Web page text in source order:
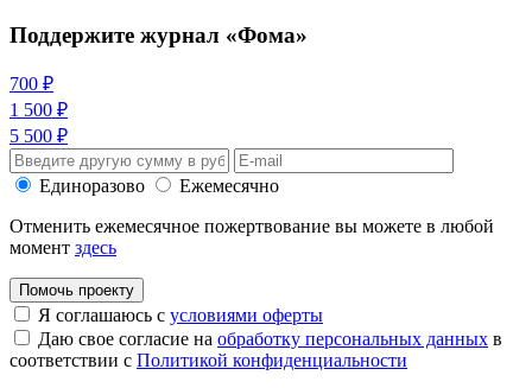
Поддержите журнал «Фома»
700 ₽
1 500 ₽
5 500 ₽
Единоразово
Ежемесячно
Отменить ежемесячное пожертвование вы можете в любой
момент здесь
Помочь проекту
Я соглашаюсь с условиями оферты
Даю свое согласие на обработку персональных данных в
соответствии с Политикой конфиденциальности